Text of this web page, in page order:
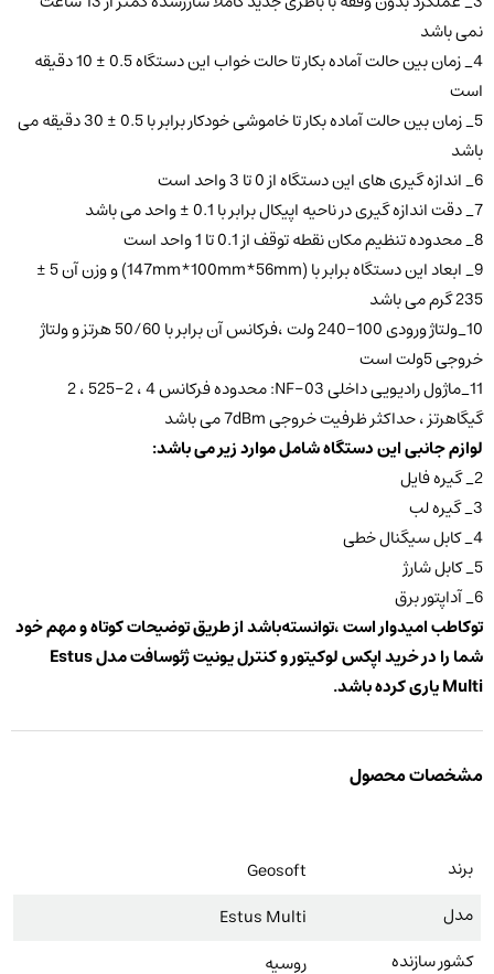
نمی باشد
4_ زمان بین حالت آماده بکار تا حالت خواب این دستگاه 0.5 ± 10 دقیقه
است
5_ زمان بین حالت آماده بکار تا خاموشی خودکار برابر با 0.5 ± 30 دقیقه می
باشد
6_ اندازه گیری های این دستگاه از 0 تا 3 واحد است
7_ دقت اندازه گیری در ناحیه اپیکال برابر با 0.1 ± واحد می باشد
8_ محدوده تنظیم مکان نقطه توقف از 0.1 تا 1 واحد است
9_ ابعاد این دستگاه برابر با (147mm*100mm*56mm) و وزن آن 5 ±
235 گرم می باشد
10_ولتاژ ورودی 100-240 ولت ،فرکانس آن برابر با 50/60 هرتز و ولتاژ
خروجی 5ولت است
11_ماژول رادیویی داخلی NF-03: محدوده فرکانس 4 ، 2-525 ، 2
گیگاهرتز ، حداکثر ظرفیت خروجی 7dBm می باشد
لوازم جانبی این دستگاه شامل موارد زیر می باشد:
2_ گیره فایل
3_ گیره لب
4_ کابل سیگنال خطی
5_ کابل شارژ
6_ آداپتور برق
توکاطب امیدوار است ،توانسته‌باشد از طریق توضیحات کوتاه و مهم خود
شما را در خرید اپکس لوکیتور و کنترل یونیت ژئوسافت مدلEstus
Multi یاری کرده باشد
.
مشخصات محصول
برند
Geosoft
مدل
Estus Multi
کشور سازنده
روسیه